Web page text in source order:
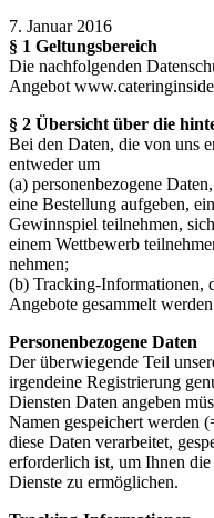
7. Januar 2016
§ 1 Geltungsbereich
Die nachfolgenden
Angebot
§ 2 Übersicht über die
Bei den Daten, die von uns
entweder um
(a) personenbezogene
eine Bestellung aufgeben,
Gewinnspiel teilnehmen,
einem Wettbewerb
nehmen;
(b) Tracking-Informationen,
Angebote gesammelt
Personenbezogene Daten
Der überwiegende Teil
irgendeine Registrierung
Diensten Daten angeben
Namen gespeichert werden
diese Daten verarbeitet,
erforderlich ist, um Ihnen
Dienste zu ermöglichen.